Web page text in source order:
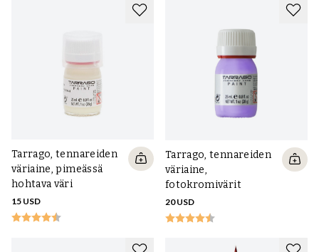
Tarrago, tennareiden
väriaine, pimeässä
hohtava väri
15 USD
Tarrago, tennareiden
väriaine,
fotokromivärit
20 USD